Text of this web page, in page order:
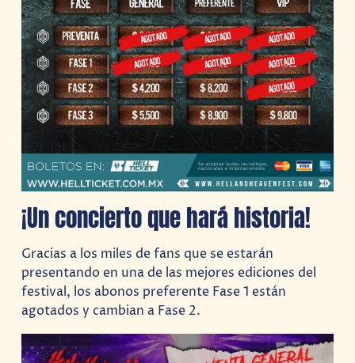
¡Un concierto que hará historia!
Gracias a los miles de fans que se estarán
presentando en una de las mejores ediciones del
festival, los abonos preferente Fase 1 están
agotados y cambian a Fase 2.